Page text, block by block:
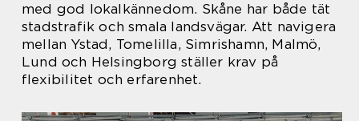
med god lokalkännedom. Skåne har både tät
stadstrafik och smala landsvägar. Att navigera
mellan Ystad, Tomelilla, Simrishamn, Malmö,
Lund och Helsingborg ställer krav på
flexibilitet och erfarenhet.